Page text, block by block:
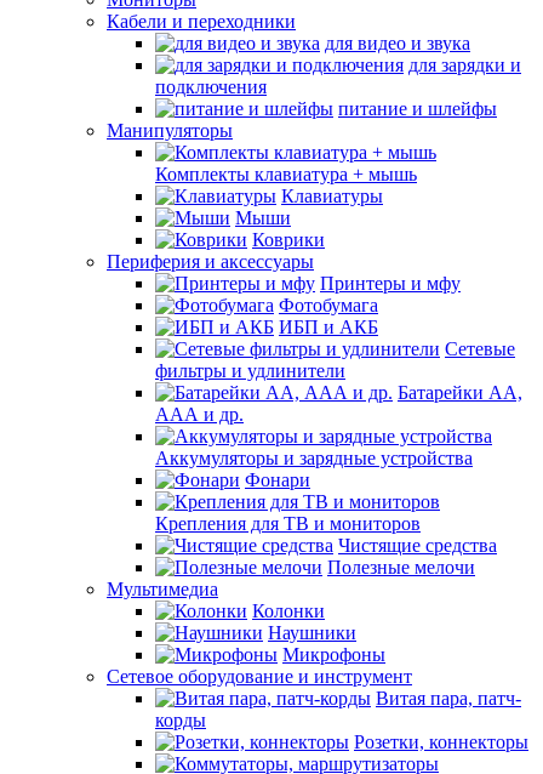
Кабели и переходники
для видео и звука
для зарядки и
подключения
питание и шлейфы
Манипуляторы
Комплекты клавиатура + мышь
Клавиатуры
Мыши
Коврики
Периферия и аксессуары
Принтеры и мфу
Фотобумага
ИБП и АКБ
Сетевые
фильтры и удлинители
Батарейки АА,
ААА и др.
Аккумуляторы и зарядные устройства
Фонари
Крепления для ТВ и мониторов
Чистящие средства
Полезные мелочи
Мультимедиа
Колонки
Наушники
Микрофоны
Сетевое оборудование и инструмент
Витая пара, патч-
корды
Розетки, коннекторы